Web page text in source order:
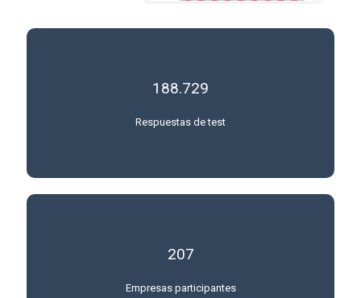
188.729
Respuestas de test
207
Empresas participantes